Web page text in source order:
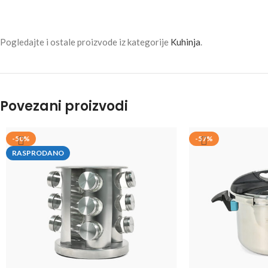
Pogledajte i ostale proizvode iz kategorije Kuhinja
Povezani proizvodi
-50%
RASPRODANO
-57%